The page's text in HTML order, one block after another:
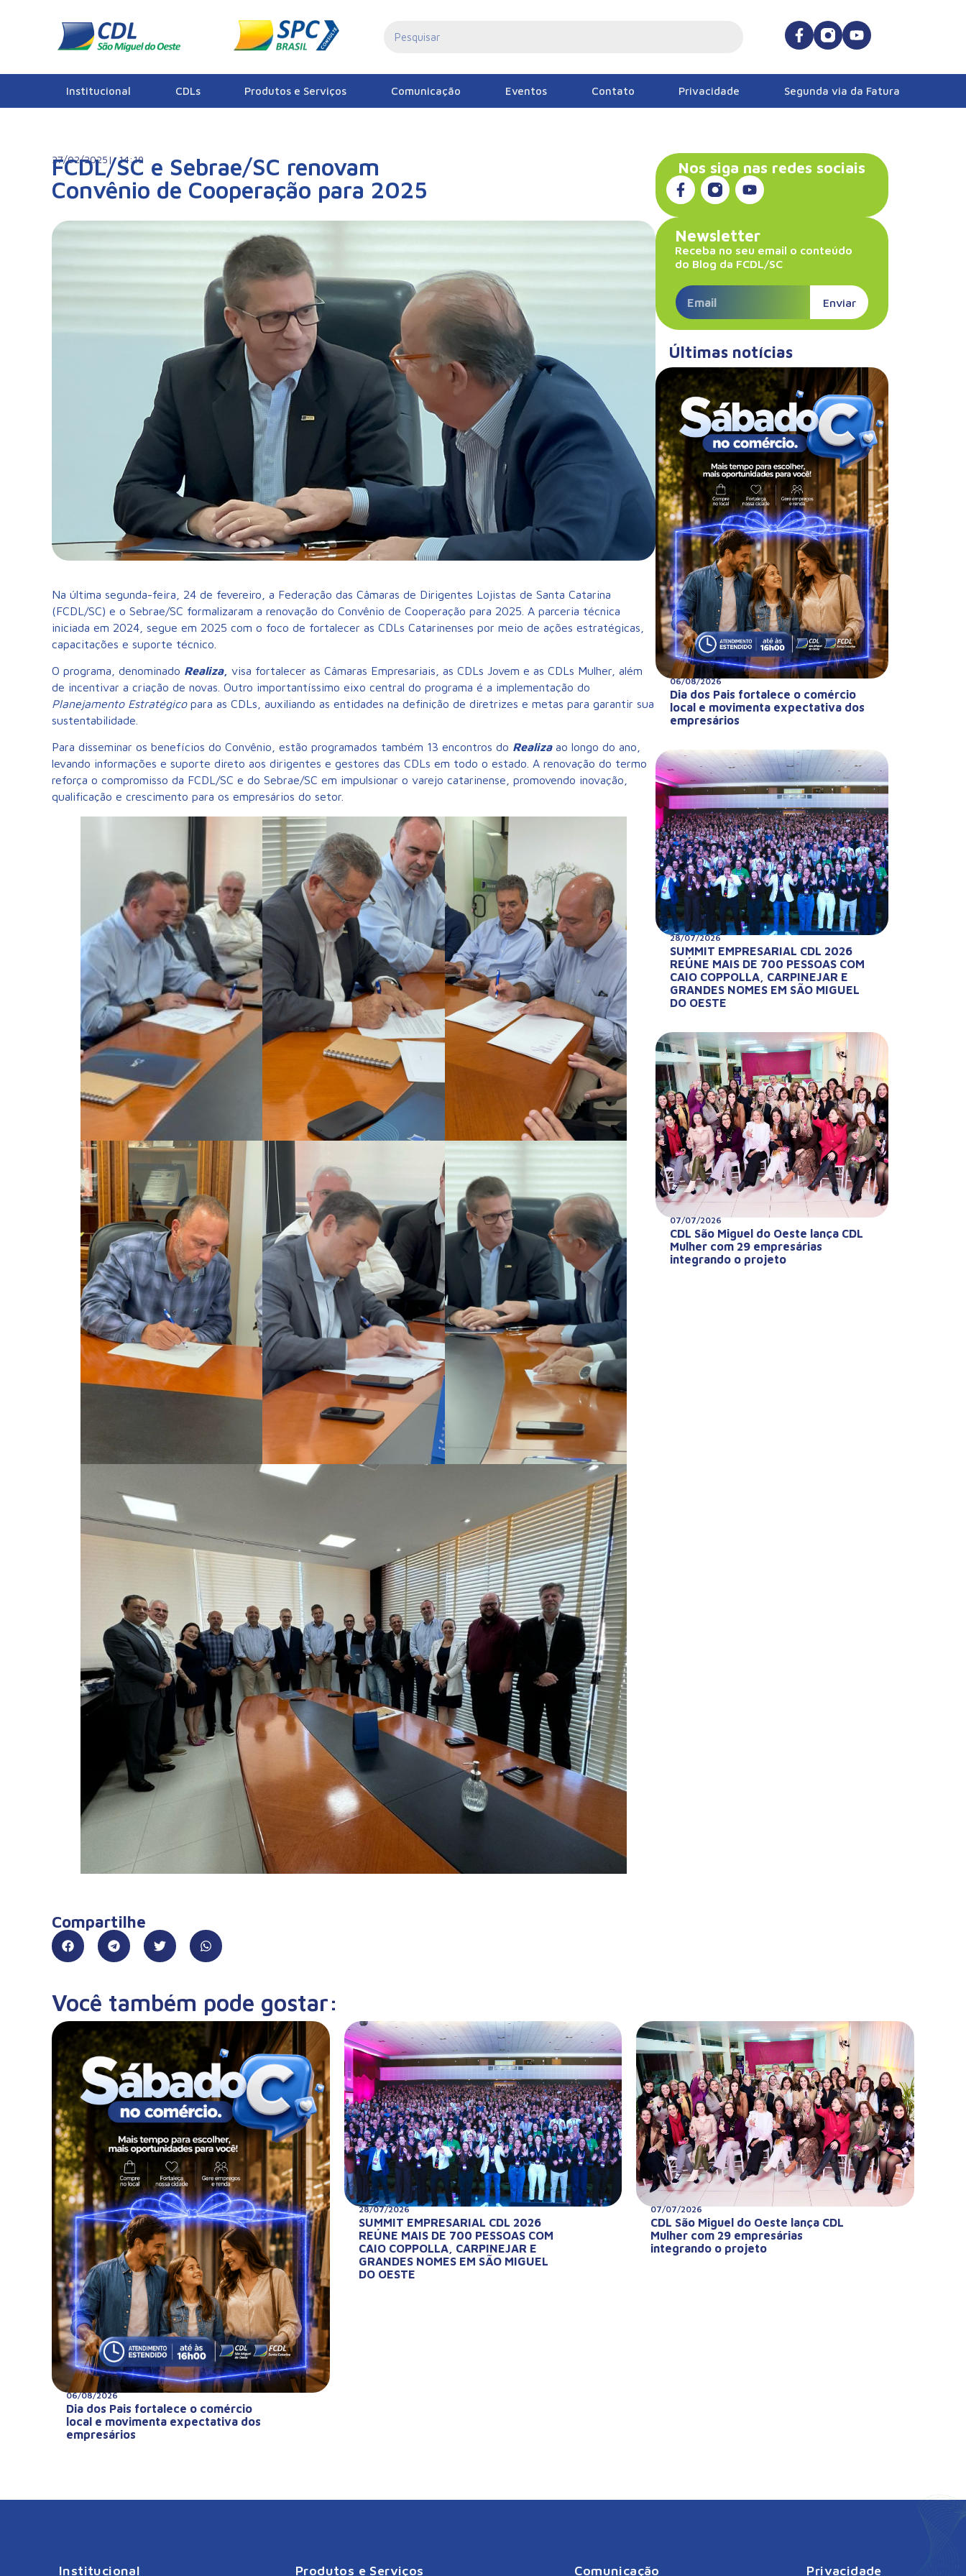
Institucional CDLs Produtos e Serviços Comunicação Eventos Contato Privacidade Segunda via da Fatura
Notícias
27/02/2025| 14:19
FCDL/SC e Sebrae/SC renovam
Convênio de Cooperação para 2025
Na última segunda-feira, 24 de fevereiro, a Federação das Câmaras de Dirigentes Lojistas de Santa Catarina
(FCDL/SC) e o Sebrae/SC formalizaram a renovação do Convênio de Cooperação para 2025. A parceria técnica
iniciada em 2024, segue em 2025 com o foco de fortalecer as CDLs Catarinenses por meio de ações estratégicas,
capacitações e suporte técnico.
O programa, denominado Realiza, visa fortalecer as Câmaras Empresariais, as CDLs Jovem e as CDLs Mulher, além
de incentivar a criação de novas. Outro importantíssimo eixo central do programa é a implementação do
Planejamento Estratégicopara as CDLs, auxiliando as entidades na definição de diretrizes e metas para garantir sua
sustentabilidade.
Para disseminar os benefícios do Convênio, estão programados também 13 encontros do Realizaao longo do ano,
levando informações e suporte direto aos dirigentes e gestores das CDLs em todo o estado. A renovação do termo
reforça o compromisso da FCDL/SC e do Sebrae/SC em impulsionar o varejo catarinense, promovendo inovação,
qualificação e crescimento para os empresários do setor.
Compartilhe
Nos siga nas redes sociais
Newsletter
Receba no seu email o conteúdo
do Blog da FCDL/SC
Enviar
Últimas notícias
06/08/2026
Dia dos Pais fortalece o comércio
local e movimenta expectativa dos
empresários
28/07/2026
SUMMIT EMPRESARIAL CDL 2026
REÚNE MAIS DE 700 PESSOAS COM
CAIO COPPOLLA, CARPINEJAR E
GRANDES NOMES EM SÃO MIGUEL
DO OESTE
07/07/2026
CDL São Miguel do Oeste lança CDL
Mulher com 29 empresárias
integrando o projeto
Você também pode gostar:
06/08/2026
Dia dos Pais fortalece o comércio
local e movimenta expectativa dos
empresários
28/07/2026
SUMMIT EMPRESARIAL CDL 2026
REÚNE MAIS DE 700 PESSOAS COM
CAIO COPPOLLA, CARPINEJAR E
GRANDES NOMES EM SÃO MIGUEL
DO OESTE
07/07/2026
CDL São Miguel do Oeste lança CDL
Mulher com 29 empresárias
integrando o projeto
Institucional Produtos e Serviços Comunicação Privacidade